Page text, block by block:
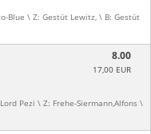
Blue \ Z: Gestüt Lewitz, \ B: Gestüt
Pezi \ Z: Frehe-Siermann,Alfons \
8.00
17,00 EUR